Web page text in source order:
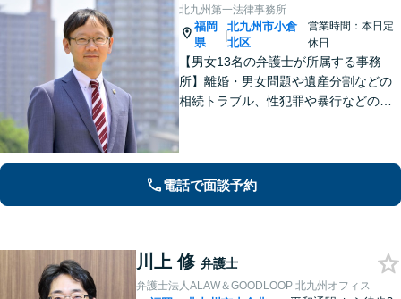
北九州第一法律事務所
福岡
県
|
北九州市小倉
北区
営業時間：本日定
休日
【男女13名の弁護士が所属する事務
所】離婚・男女問題や遺産分割などの
相続トラブル、性犯罪や暴行などの刑
します【土日祝・当日対応可】
電話で面談予約
川上 修 弁護士
弁護士法人ALAW＆GOODLOOP 北九州オフィス